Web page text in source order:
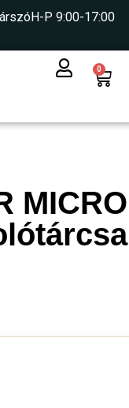
H-P 9:00-17:00
0
MICRO